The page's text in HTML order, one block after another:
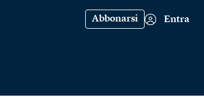
Abbonarsi Entra